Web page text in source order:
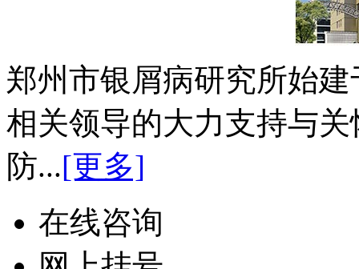
郑州市银屑病研究所始
相关领导的大力支持与
防...[更多]
在线咨询